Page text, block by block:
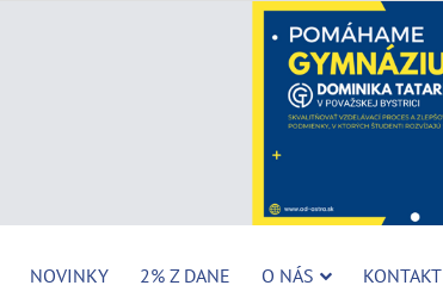
NOVINKY 2% Z DANE O NÁS KONTAKT